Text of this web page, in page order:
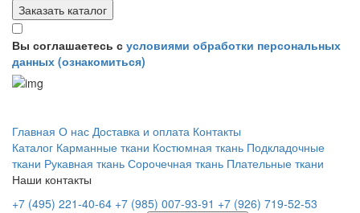
Заказать каталог
Вы соглашаетесь с условиями обработки персональных
данных (ознакомиться)
Главная О нас Доставка и оплата Контакты
Каталог Карманные ткани Костюмная ткань Подкладочные
ткани Рукавная ткань Сорочечная ткань Плательные ткани
Наши контакты
+7 (495) 221-40-64 +7 (985) 007-93-91 +7 (926) 719-52-53